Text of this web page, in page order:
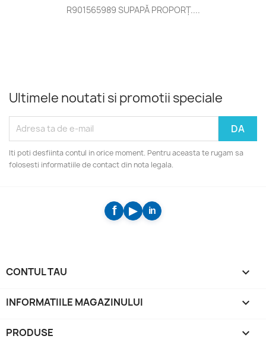
R901565989 SUPAPĂ PROPORŢ....
Ultimele noutati si promotii speciale
Iti poti desfiinta contul in orice moment. Pentru aceasta te rugam sa
folosesti informatiile de contact din nota legala.
CONTUL TAU 
INFORMATIILE MAGAZINULUI keyboard_arrow_down
PRODUSE 